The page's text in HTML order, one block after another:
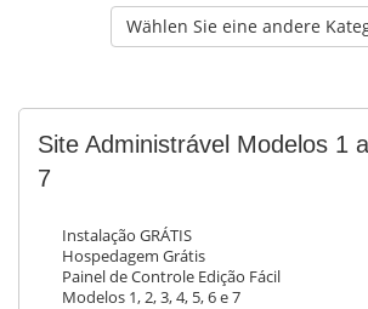
Wählen Sie eine andere
Site Administrável Modelos 1 a
7
Instalação GRÁTIS
Hospedagem Grátis
Painel de Controle Edição Fácil
Modelos 1, 2, 3, 4, 5, 6 e 7